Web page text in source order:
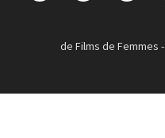
de Films de Femmes -